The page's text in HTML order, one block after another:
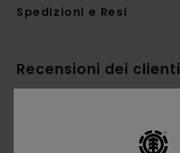
Spedizioni e Resi
Recensioni dei clienti